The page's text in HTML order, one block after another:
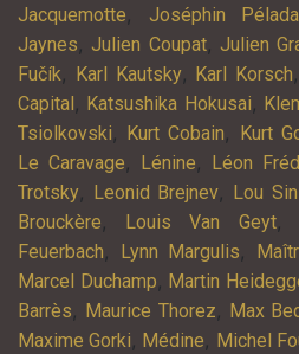
Jacquemotte, Joséphin
Jaynes, Julien Coupat, Julien
Fučík, Karl Kautsky, Karl Korsch,
Capital , Katsushika Hokusai,
Tsiolkovski, Kurt Cobain, Kurt
Le Caravage, Lénine, Léon
Trotsky, Leonid Brejnev, Lou Sin
Brouckère, Louis Van Geyt,
Feuerbach, Lynn Margulis,
Marcel Duchamp, Martin
Barrès, Maurice Thorez, Max
Maxime Gorki, Médine, Michel